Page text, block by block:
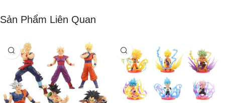
Sản Phẩm Liên Quan